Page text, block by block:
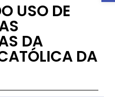
USO DE
DA
DA